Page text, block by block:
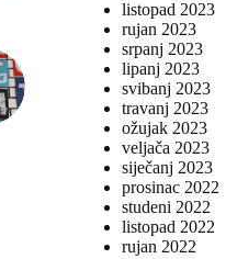
listopad 2023
rujan 2023
srpanj 2023
lipanj 2023
svibanj 2023
travanj 2023
ožujak 2023
veljača 2023
siječanj 2023
prosinac 2022
studeni 2022
listopad 2022
rujan 2022